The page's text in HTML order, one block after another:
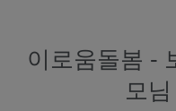
이로움돌봄 -
모